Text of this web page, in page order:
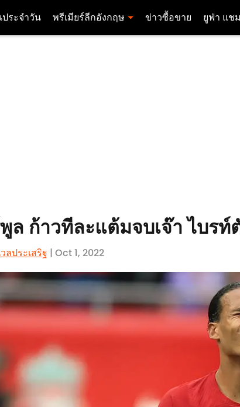
ระจำวัน พรีเมียร์ลีกอังกฤษ ข่าวซื้อขาย ยูฟ่า แช
พูล ก้าวทีละแต้มจบเจ๊า ไบ
ลประเสริฐ | Oct 1, 2022